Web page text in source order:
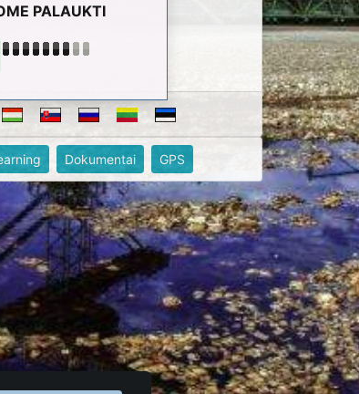
PALAUKTI
Dokumentai GPS